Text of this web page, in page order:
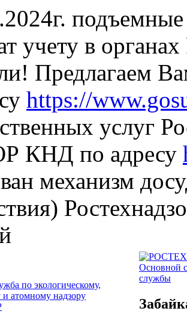
учету в органах
Предлагаем
https://
услуг
КНД по адресу
механизм
Основной
службы